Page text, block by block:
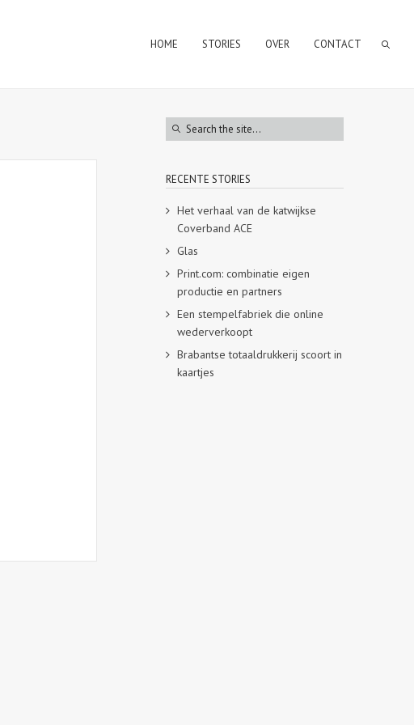
HOME STORIES OVER CONTACT
RECENTE STORIES
Het verhaal van de katwijkse
Coverband ACE
Glas
Print.com: combinatie eigen
productie en partners
Een stempelfabriek die online
wederverkoopt
Brabantse totaaldrukkerij scoort in
kaartjes